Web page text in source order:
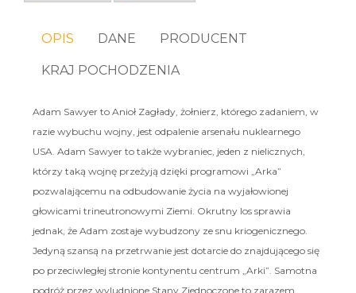
OPIS DANE PRODUCENT
KRAJ POCHODZENIA
Adam Sawyer to Anioł Zagłady, żołnierz, którego zadaniem, w
razie wybuchu wojny, jest odpalenie arsenału nuklearnego
USA. Adam Sawyer to także wybraniec, jeden z nielicznych,
którzy taką wojnę przeżyją dzięki programowi „Arka”
pozwalającemu na odbudowanie życia na wyjałowionej
głowicami trineutronowymi Ziemi. Okrutny los sprawia
jednak, że Adam zostaje wybudzony ze snu kriogenicznego.
Jedyną szansą na przetrwanie jest dotarcie do znajdującego się
po przeciwległej stronie kontynentu centrum „Arki”. Samotna
podróż przez wyludnione Stany Zjednoczone to zarazem